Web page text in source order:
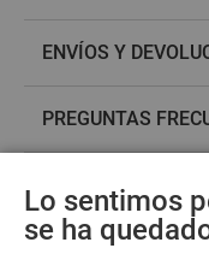
ENVÍOS Y
PREGUNTAS
OPINIONES
ACCESORIOS MÁS
Lo sentimos
se ha